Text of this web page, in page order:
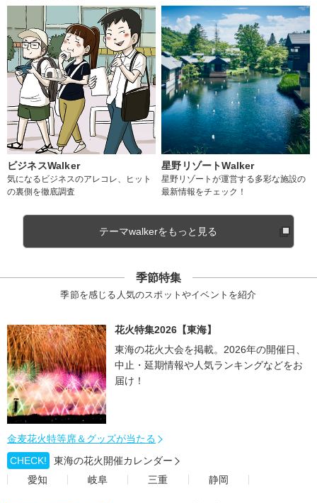
ビジネスWalker
気になるビジネスのアレコレ、ヒット
の裏側を徹底調査
星野リゾートWalker
星野リゾートが運営する多彩な施設の
最新情報をチェック！
テーマwalkerをもっと見る
季節特集
季節を感じる人気のスポットやイベントを紹介
花火特集2026【東海】
東海の花火大会を掲載。2026年の開催日、
中止・延期情報や人気ランキングなどをお
届け！
金麦花火特等席＆グッズが当たる
CHECK!
東海の花火開催カレンダー
愛知
岐阜 三重 静岡